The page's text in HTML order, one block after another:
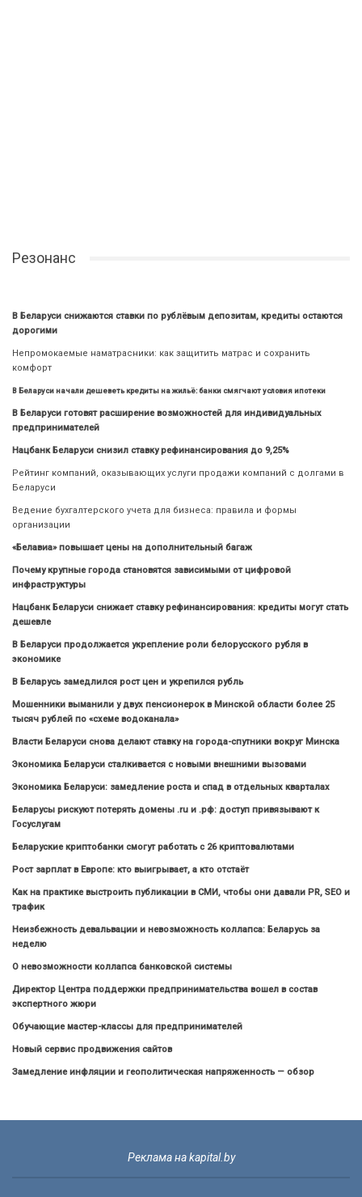
Резонанс
В Беларуси снижаются ставки по рублёвым депозитам, кредиты остаются
дорогими
Непромокаемые наматрасники: как защитить матрас и сохранить
комфорт
В Беларуси начали дешеветь кредиты на жильё: банки смягчают условия ипотеки
В Беларуси готовят расширение возможностей для индивидуальных
предпринимателей
Нацбанк Беларуси снизил ставку рефинансирования до 9,25%
Рейтинг компаний, оказывающих услуги продажи компаний с долгами в
Беларуси
Ведение бухгалтерского учета для бизнеса: правила и формы
организации
«Белавиа» повышает цены на дополнительный багаж
Почему крупные города становятся зависимыми от цифровой
инфраструктуры
Нацбанк Беларуси снижает ставку рефинансирования: кредиты могут стать
дешевле
В Беларуси продолжается укрепление роли белорусского рубля в
экономике
В Беларусь замедлился рост цен и укрепился рубль
Мошенники выманили у двух пенсионерок в Минской области более 25
тысяч рублей по «схеме водоканала»
Власти Беларуси снова делают ставку на города-спутники вокруг Минска
Экономика Беларуси сталкивается с новыми внешними вызовами
Экономика Беларуси: замедление роста и спад в отдельных кварталах
Беларусы рискуют потерять домены .ru и .рф: доступ привязывают к
Госуслугам
Беларуские криптобанки смогут работать с 26 криптовалютами
Рост зарплат в Европе: кто выигрывает, а кто отстаёт
Как на практике выстроить публикации в СМИ, чтобы они давали PR, SEO и
трафик
Неизбежность девальвации и невозможность коллапса: Беларусь за
неделю
О невозможности коллапса банковской системы
Директор Центра поддержки предпринимательства вошел в состав
экспертного жюри
Обучающие мастер-классы для предпринимателей
Новый сервис продвижения сайтов
Замедление инфляции и геополитическая напряженность — обзор
Реклама на kapital.by